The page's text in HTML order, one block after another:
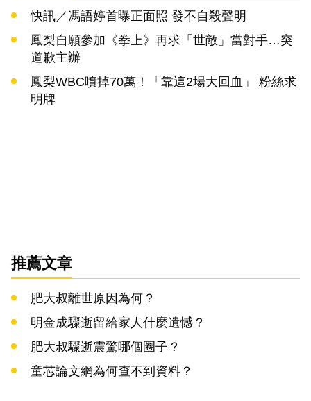
快訊／馮語婷首曝正面照 發不自殺聲明
鳳梨自願參加《拳上》再求「世敵」當對手…突
道歉主辦
鳳梨WBC噴掉70萬！「靠這2場大回血」 粉絲求
明牌
推薦文章
肥大叔離世原因為何？
明金成驟逝留給家人什麼遺憾？
肥大叔驟逝震驚哪個圈子？
童芯論文網為何查不到資料？